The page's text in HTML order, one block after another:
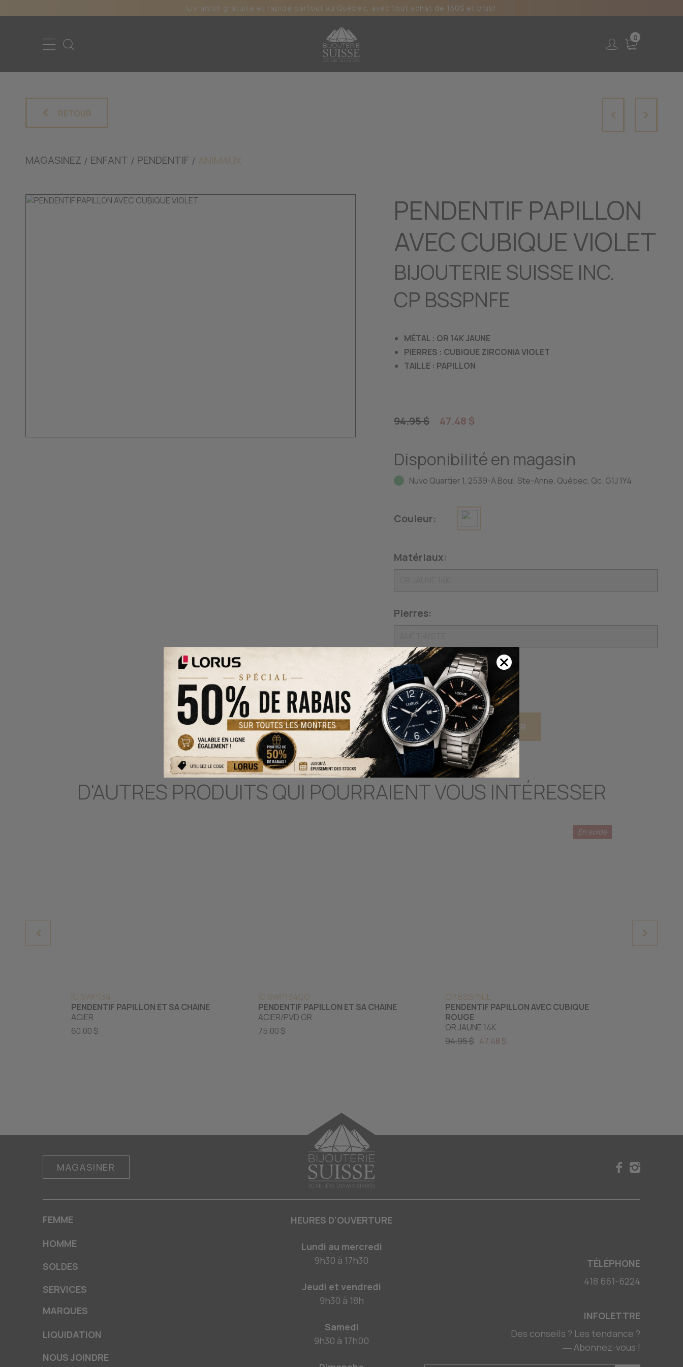
Livraison gratuite et rapide partout au Québec, avec tout achat de 150$ et plus!
0
RETOUR
MAGASINEZ ENFANT PENDENTIF ANIMAUX
PENDENTIF PAPILLON
AVEC CUBIQUE VIOLET
BIJOUTERIE SUISSE INC.
CP BSSPNFE
MÉTAL : OR 14K JAUNE
PIERRES : CUBIQUE ZIRCONIA VIOLET
TAILLE : PAPILLON
94.95 $ 47.48 $
Disponibilité en magasin
Nuvo Quartier 1, 2539-A Boul. Ste-Anne, Québec, Qc. G1J 1Y4
Couleur:
Matériaux:
Pierres:
QUANTITÉ
- +
AJOUTER AU PANIER
D'AUTRES PRODUITS QUI POURRAIENT VOUS INTÉRESSER
IG SWP134
PENDENTIF PAPILLON ET SA CHAINE
ACIER
60.00 $
IG SWP134GO
PENDENTIF PAPILLON ET SA CHAINE
ACIER/PVD OR
75.00 $
En solde
CP BSSPNJL
PENDENTIF PAPILLON AVEC CUBIQUE
ROUGE
OR JAUNE 14K
94.95 $ 47.48 $
MAGASINER
FEMME
HOMME
SOLDES
SERVICES
MARQUES
LIQUIDATION
NOUS JOINDRE
HEURES D'OUVERTURE
Lundi au mercredi
9h30 à 17h30
Jeudi et vendredi
9h30 à 18h
Samedi
9h30 à 17h00
TÉLÉPHONE
418 661-6224
INFOLETTRE
Des conseils ? Les tendance ?
― Abonnez-vous !